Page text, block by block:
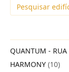
QUANTUM -
HARMONY (10)